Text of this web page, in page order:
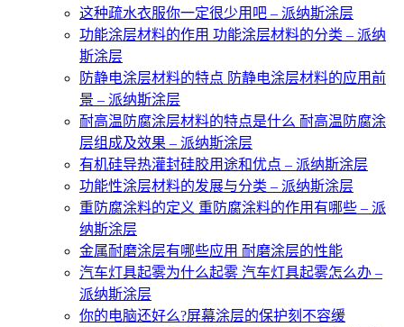
这种疏水衣服你一定很少用吧 – 派纳斯涂层
功能涂层材料的作用 功能涂层材料的分类 – 派纳
斯涂层
防静电涂层材料的特点 防静电涂层材料的应用前
景 – 派纳斯涂层
耐高温防腐涂层材料的特点是什么 耐高温防腐涂
层组成及效果 – 派纳斯涂层
有机硅导热灌封硅胶用途和优点 – 派纳斯涂层
功能性涂层材料的发展与分类 – 派纳斯涂层
重防腐涂料的定义 重防腐涂料的作用有哪些 – 派
纳斯涂层
金属耐磨涂层有哪些应用 耐磨涂层的性能
汽车灯具起雾为什么起雾 汽车灯具起雾怎么办 –
派纳斯涂层
你的电脑还好么?屏幕涂层的保护刻不容缓